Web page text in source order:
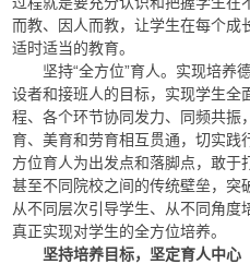
而教、因人而教，让学生在每个成
适时适当的教育。
坚持“全方位”育人。实现培养
设者和接班人的目标，实现学生全
程、各个环节协同发力、同频共振
育、美育和劳育相互贯通，切实践
方位育人为出发点和落脚点，敢于
甚至不同院校之间的传统壁垒，突
从不同层次引导学生、从不同角度
真正实现对学生的全方位培养。
坚持培养目标，坚定育人中心